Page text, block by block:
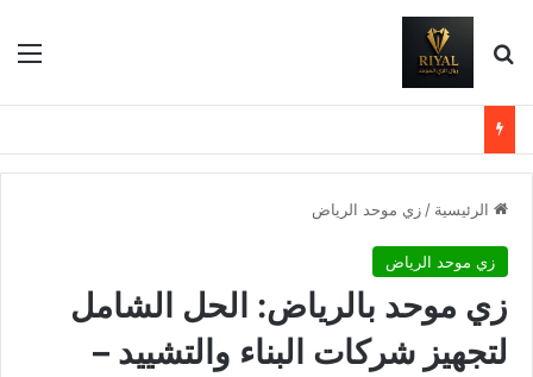
بحث عن
الرئيسية / زي موحد الرياض
زي موحد الرياض
زي موحد بالرياض: الحل الشامل
لتجهيز شركات البناء والتشييد –